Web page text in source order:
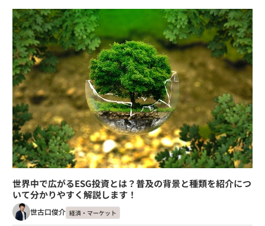
世界中で広がるESG投資とは？普及の背景と種類を紹介につ
いて分かりやすく解説します！
世古口俊介 経済・マーケット